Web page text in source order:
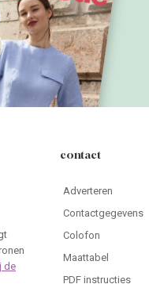
de
contact
Adverteren
Contactgegevens
Colofon
Maattabel
PDF instructies